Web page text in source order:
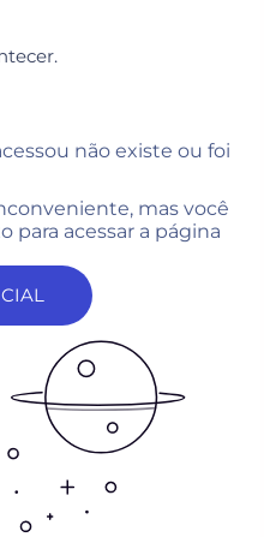
não existe ou foi
mas você
para acessar a página